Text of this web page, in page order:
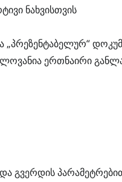
ნახვისთვის
ერთნაირი
გვერდის